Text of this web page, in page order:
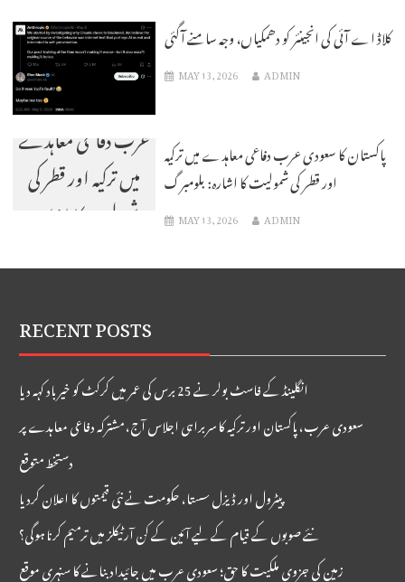
کلاڈ اے آئی کی انجینئر کو دھمکیاں، وجہ سامنے آگئی
MAY 13, 2026 ADMIN
پاکستان کا سعودی
عرب دفاعی معاہدے
میں ترکیہ اور قطر کی
شمولیت کا اشارہ:
پاکستان کا سعودی عرب دفاعی معاہدے میں ترکیہ
اور قطر کی شمولیت کا اشارہ: بلومبرگ
MAY 13, 2026 ADMIN
RECENT POSTS
انگلینڈ کے فاسٹ بولر نے 25 برس کی عمر میں کرکٹ کو خیر باد کہہ دیا
سعودی عرب، پاکستان اور ترکیہ کا سربراہی اجلاس آج، مشترکہ دفاعی معاہدے پر
دستخط متوقع
پیٹرول اور ڈیزل سستا، حکومت نے نئی قیمتوں کا اعلان کردیا
نئے صوبوں کے قیام کے لیے آئین کے کن آرٹیکلز میں ترمیم کرنا ہوگی؟
زمین کی جزوی ملکیت کا حق؛ سعودی عرب میں جائیداد بنانے کا سنہری موقع